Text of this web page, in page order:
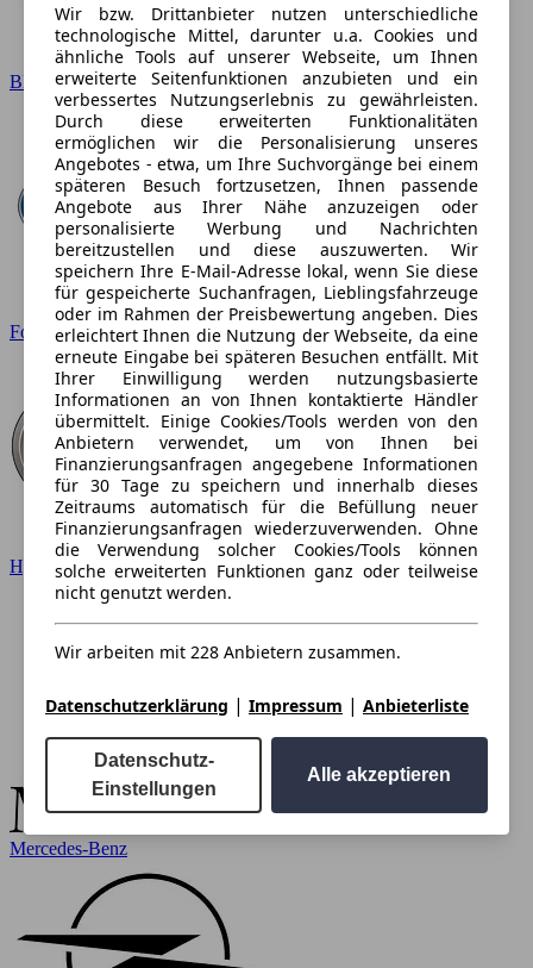
BMW
Ford
Hyundai
Mercedes-Benz
Wir bzw. Drittanbieter nutzen unterschiedliche
technologische Mittel, darunter u.a. Cookies und
ähnliche Tools auf unserer Webseite, um Ihnen
erweiterte Seitenfunktionen anzubieten und ein
verbessertes Nutzungserlebnis zu gewährleisten.
Durch diese erweiterten Funktionalitäten
ermöglichen wir die Personalisierung unseres
Angebotes - etwa, um Ihre Suchvorgänge bei einem
späteren Besuch fortzusetzen, Ihnen passende
Angebote aus Ihrer Nähe anzuzeigen oder
personalisierte Werbung und Nachrichten
bereitzustellen und diese auszuwerten. Wir
speichern Ihre E-Mail-Adresse lokal, wenn Sie diese
für gespeicherte Suchanfragen, Lieblingsfahrzeuge
oder im Rahmen der Preisbewertung angeben. Dies
erleichtert Ihnen die Nutzung der Webseite, da eine
erneute Eingabe bei späteren Besuchen entfällt. Mit
Ihrer Einwilligung werden nutzungsbasierte
Informationen an von Ihnen kontaktierte Händler
übermittelt. Einige Cookies/Tools werden von den
Anbietern verwendet, um von Ihnen bei
Finanzierungsanfragen angegebene Informationen
für 30 Tage zu speichern und innerhalb dieses
Zeitraums automatisch für die Befüllung neuer
Finanzierungsanfragen wiederzuverwenden. Ohne
die Verwendung solcher Cookies/Tools können
solche erweiterten Funktionen ganz oder teilweise
nicht genutzt werden.
Wir arbeiten mit 228 Anbietern zusammen.
Datenschutzerklärung | Impressum | Anbieterliste
Datenschutz-
Einstellungen
Alle akzeptieren